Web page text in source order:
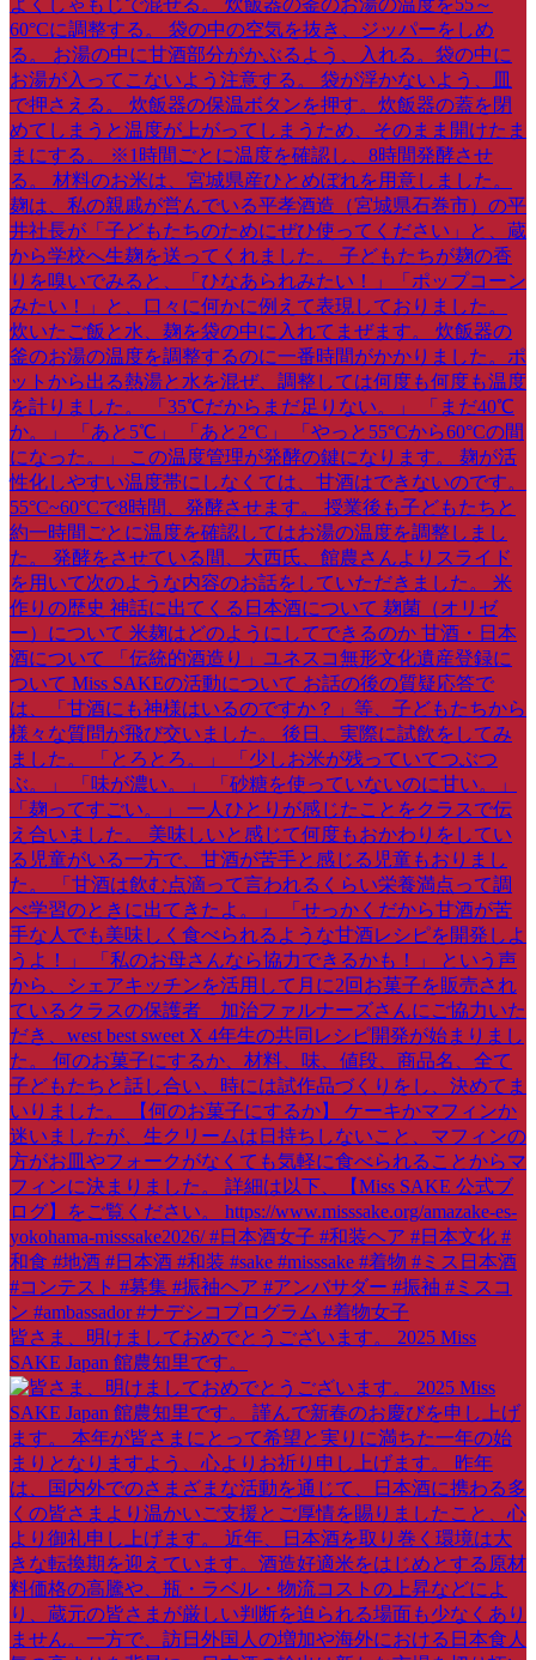
皆さま、明けましておめでとうございます。 2025 Miss
SAKE Japan 館農知里です。